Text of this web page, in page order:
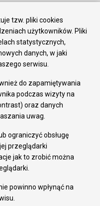
tzw. pliki cookies
użytkowników. Pliki
statystycznych,
danych, w jaki
serwisu.
do zapamiętywania
podczas wizyty na
oraz danych
uwag.
ograniczyć obsługę
przeglądarki
jak to zrobić można
powinno wpłynąć na